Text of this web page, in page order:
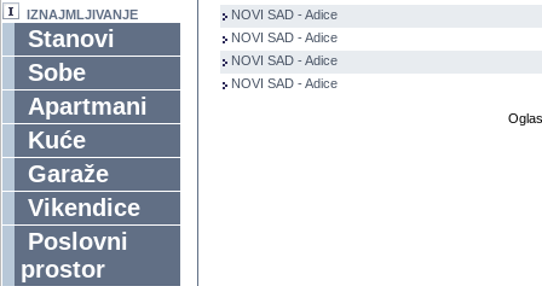
IZNAJMLJIVANJE
Stanovi
Sobe
Apartmani
Kuće
Garaže
Vikendice
Poslovni
prostor
NOVI SAD - Adice
NOVI SAD - Adice
NOVI SAD - Adice
NOVI SAD - Adice